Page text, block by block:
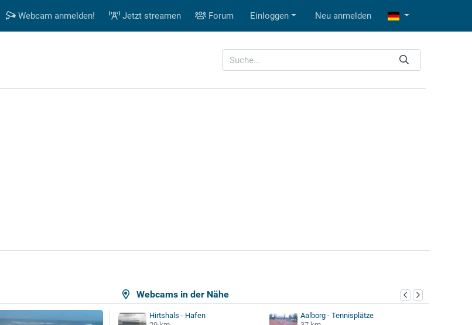
Webcam anmelden! Jetzt streamen Forum Einloggen Neu anmelden
Webcams in der Nähe
Hirtshals - Hafen
Aalborg - Tennisplätze